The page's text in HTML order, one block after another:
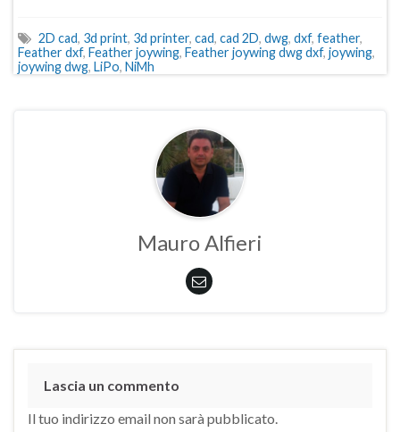
2D cad, 3d print, 3d printer, cad, cad 2D, dwg, dxf, feather,
Feather dxf, Feather joywing, Feather joywing dwg dxf, joywing,
joywing dwg, LiPo, NiMh
Mauro Alfieri
Lascia un commento
Il tuo indirizzo email non sarà pubblicato.